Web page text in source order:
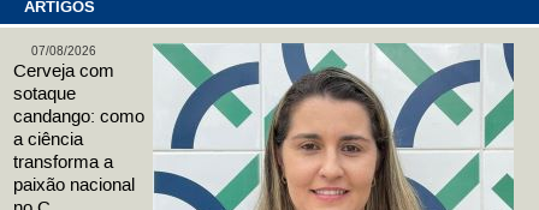
ARTIGOS
07/08/2026
Cerveja com
sotaque
candango: como
a ciência
transforma a
paixão nacional